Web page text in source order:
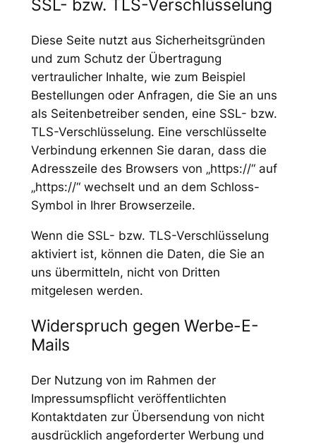
SSL- bzw. TLS-Verschlüsselung
Diese Seite nutzt aus Sicherheitsgründen
und zum Schutz der Übertragung
vertraulicher Inhalte, wie zum Beispiel
Bestellungen oder Anfragen, die Sie an uns
als Seitenbetreiber senden, eine SSL- bzw.
TLS-Verschlüsselung. Eine verschlüsselte
Verbindung erkennen Sie daran, dass die
Adresszeile des Browsers von „https://“ auf
„https://“ wechselt und an dem Schloss-
Symbol in Ihrer Browserzeile.
Wenn die SSL- bzw. TLS-Verschlüsselung
aktiviert ist, können die Daten, die Sie an
uns übermitteln, nicht von Dritten
mitgelesen werden.
Widerspruch gegen Werbe-E-
Mails
Der Nutzung von im Rahmen der
Impressumspflicht veröffentlichten
Kontaktdaten zur Übersendung von nicht
ausdrücklich angeforderter Werbung und